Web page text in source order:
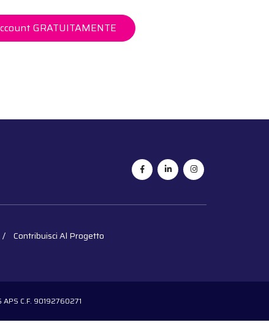
GRATUITAMENTE
Contribuisci Al Progetto
C.F. 90192760271